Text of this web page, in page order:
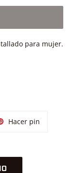
para mujer.
Hacer pin